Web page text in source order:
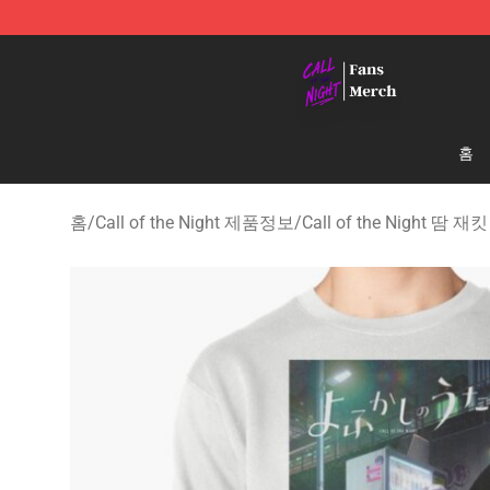
홈
홈/Call of the Night 제품정보/Call of the Night 땀 재킷